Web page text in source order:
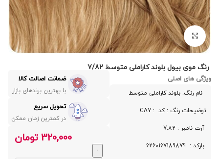
بزرگنمایی تصویر
رنگ موی بیول بلوند کاراملی متوسط 7/82
ویژگی های اصلی
نام رنگ: بلوند کاراملی متوسط
توضیحات رنگ : کد : CA7
آرت نامبر : 7.82
بارکد : 6260167189879
ضمانت اصالت کالا
با بهترین برندهای بازار
تحویل سریع
در کمترین زمان ممکن
320,000 تومان